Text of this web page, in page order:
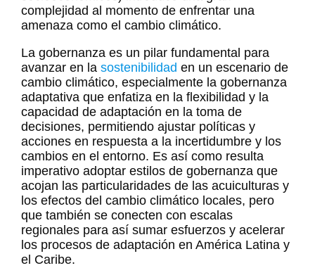
complejidad al momento de enfrentar una
amenaza como el cambio climático.
La gobernanza es un pilar fundamental para
avanzar en la sostenibilidad en un escenario de
cambio climático, especialmente la gobernanza
adaptativa que enfatiza en la flexibilidad y la
capacidad de adaptación en la toma de
decisiones, permitiendo ajustar políticas y
acciones en respuesta a la incertidumbre y los
cambios en el entorno. Es así como resulta
imperativo adoptar estilos de gobernanza que
acojan las particularidades de las acuiculturas y
los efectos del cambio climático locales, pero
que también se conecten con escalas
regionales para así sumar esfuerzos y acelerar
los procesos de adaptación en América Latina y
el Caribe.